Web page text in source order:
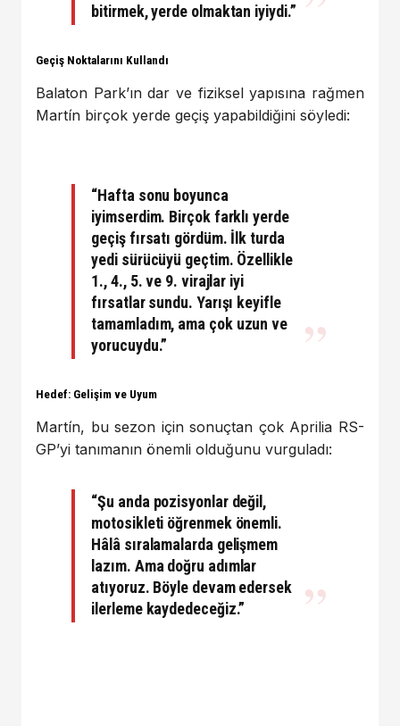
bitirmek, yerde olmaktan iyiydi.”
Geçiş Noktalarını Kullandı
Balaton Park’ın dar ve fiziksel yapısına rağmen
Martín birçok yerde geçiş yapabildiğini söyledi:
“Hafta sonu boyunca
iyimserdim. Birçok farklı yerde
geçiş fırsatı gördüm. İlk turda
yedi sürücüyü geçtim. Özellikle
1., 4., 5. ve 9. virajlar iyi
fırsatlar sundu. Yarışı keyifle
tamamladım, ama çok uzun ve
yorucuydu.”
Hedef: Gelişim ve Uyum
Martín, bu sezon için sonuçtan çok Aprilia RS-
GP’yi tanımanın önemli olduğunu vurguladı:
“Şu anda pozisyonlar değil,
motosikleti öğrenmek önemli.
Hâlâ sıralamalarda gelişmem
lazım. Ama doğru adımlar
atıyoruz. Böyle devam edersek
ilerleme kaydedeceğiz.”